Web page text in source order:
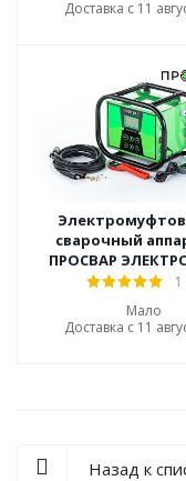
Доставка с 11
сварочный
ПРОСВАР
1
Мало
Доставка с 11
Назад к